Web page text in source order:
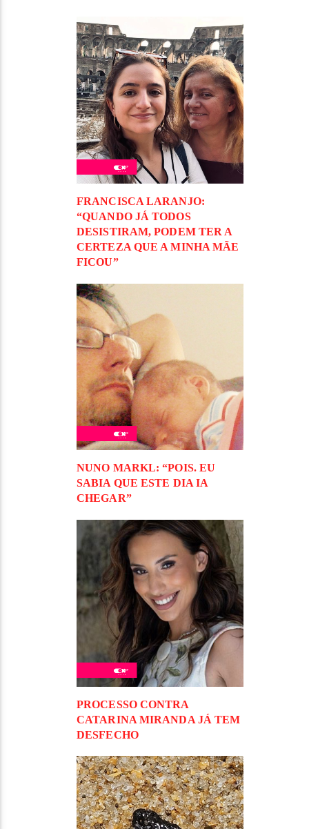
FRANCISCA LARANJO:
“QUANDO JÁ TODOS
DESISTIRAM, PODEM TER A
CERTEZA QUE A MINHA MÃE
FICOU”
NUNO MARKL: “POIS. EU
SABIA QUE ESTE DIA IA
CHEGAR”
PROCESSO CONTRA
CATARINA MIRANDA JÁ TEM
DESFECHO